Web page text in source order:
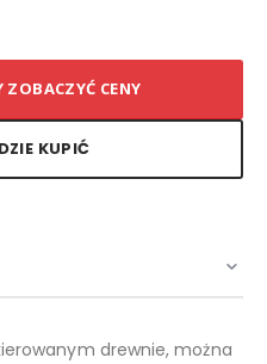
ZOBACZYĆ CENY
KUPIĆ
drewnie, można